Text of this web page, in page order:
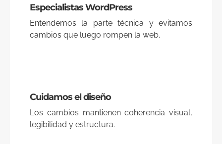
Especialistas WordPress
Entendemos la parte técnica y evitamos
cambios que luego rompen la web.
Cuidamos el diseño
Los cambios mantienen coherencia visual,
legibilidad y estructura.